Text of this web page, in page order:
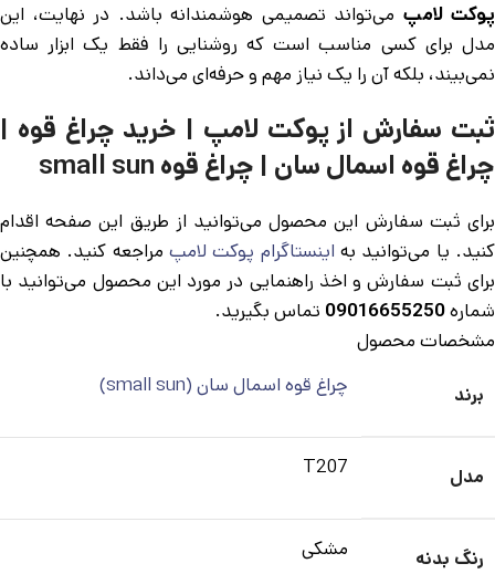
پوکت لامپ می‌تواند تصمیمی هوشمندانه باشد. در نهایت، این
مدل برای کسی مناسب است که روشنایی را فقط یک ابزار ساده
نمی‌بیند، بلکه آن را یک نیاز مهم و حرفه‌ای می‌داند.
ثبت سفارش از پوکت لامپ | خرید چراغ قوه |
چراغ قوه اسمال سان | چراغ قوه small sun
برای ثبت سفارش این محصول می‌توانید از طریق این صفحه اقدام
کنید. یا می‌توانید به اینستاگرام پوکت لامپ مراجعه کنید. همچنین
برای ثبت سفارش و اخذ راهنمایی در مورد این محصول می‌توانید با
شماره09016655250 تماس بگیرید.
مشخصات محصول
برند چراغ قوه اسمال سان (small sun)
مدل T207
رنگ بدنه مشکی